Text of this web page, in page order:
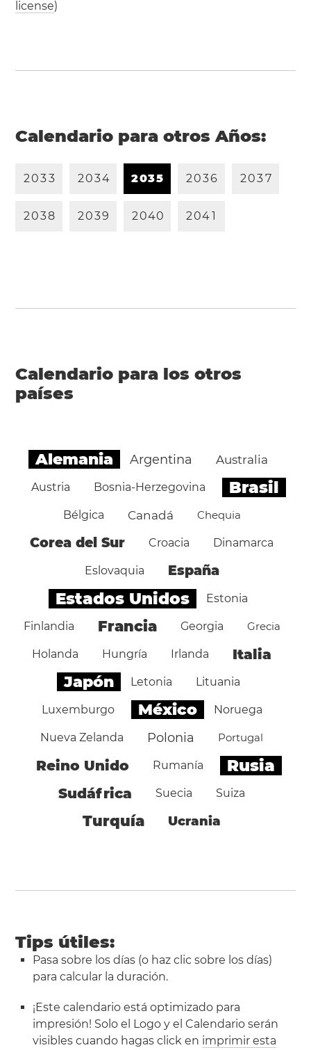
license)
Calendario para otros Años:
2033 2034 2035 2036 2037
2038 2039 2040 2041
Calendario para los otros
países
Alemania Argentina Australia
Austria Bosnia-Herzegovina Brasil
Bélgica Canadá Chequia
Corea del Sur Croacia Dinamarca
Eslovaquia España
Estados Unidos Estonia
Finlandia Francia Georgia Grecia
Holanda Hungría Irlanda Italia
Japón Letonia Lituania
Luxemburgo México Noruega
Nueva Zelanda Polonia Portugal
Reino Unido Rumanía Rusia
Sudáfrica Suecia Suiza
Turquía Ucrania
Tips útiles:
Pasa sobre los días (o haz clic sobre los días)
para calcular la duración.
¡Este calendario está optimizado para
impresión! Solo el Logo y el Calendario serán
visibles cuando hagas click en imprimir esta